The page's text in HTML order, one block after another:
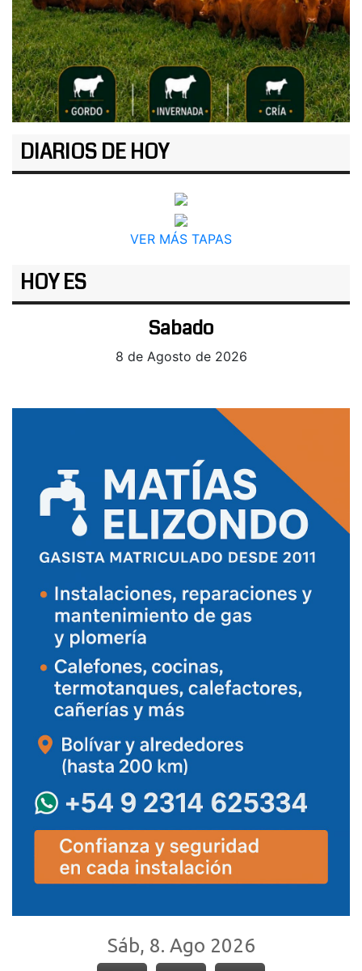
DIARIOS DE HOY
VER MÁS TAPAS
HOY ES
Sabado
8 de Agosto de 2026